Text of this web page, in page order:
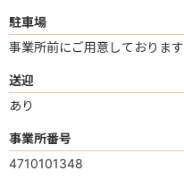
駐車場
事業所前にご用意しております
送迎
あり
事業所番号
4710101348